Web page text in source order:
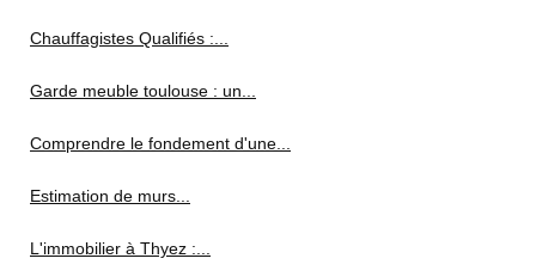
Chauffagistes Qualifiés :...
Garde meuble toulouse : un...
Comprendre le fondement d'une...
Estimation de murs...
L'immobilier à Thyez :...